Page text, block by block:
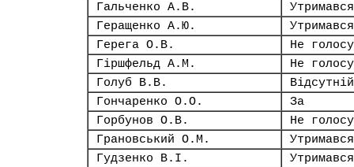
Гальченко А.В.
Утримався
Геращенко А.Ю.
Утримався
Герега О.В.
Не
Гіршфельд А.М.
Не
Голуб В.В.
Відсутній
Гончаренко О.О.
За
Горбунов О.В.
Не
Грановський О.М.
Утримався
Гудзенко В.І.
Утримався